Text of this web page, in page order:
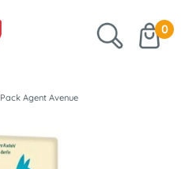
0
Pack Agent Avenue